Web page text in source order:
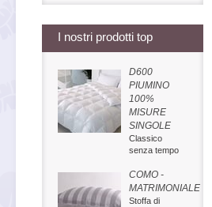
I nostri prodotti top
D600
PIUMINO
100%
MISURE
SINGOLE
Classico
senza tempo
COMO -
MATRIMONIALE
Stoffa di